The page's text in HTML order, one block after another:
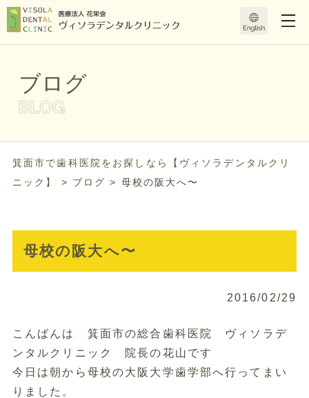
ブログ
箕面市で歯科医院をお探しなら【ヴィソラデンタルクリ
ニック】
> ブログ > 母校の阪大へ〜
母校の阪大へ〜
2016/02/29
こんばんは 箕面市の総合歯科医院 ヴィソラデ
ンタルクリニック 院長の花山です
今日は朝から母校の大阪大学歯学部へ行ってまい
りました。